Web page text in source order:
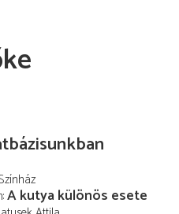
A kutya különös esete